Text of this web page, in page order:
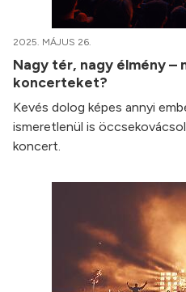
2025. MÁJUS 26.
Nagy tér, nagy élmény –
koncerteket?
Kevés dolog képes annyi
ismeretlenül is
koncert.